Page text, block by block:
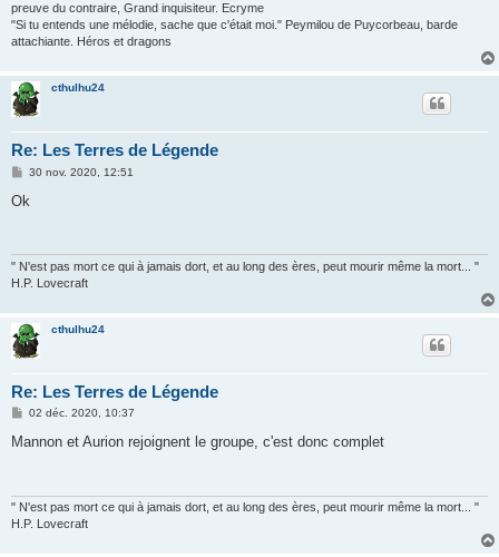
preuve du contraire, Grand inquisiteur. Ecryme
"Si tu entends une mélodie, sache que c'était moi." Peymilou de Puycorbeau, barde
attachiante. Héros et dragons
cthulhu24
Re: Les Terres de Légende
M
s
30 nov. 2020, 12:51
Ok
" N'est pas mort ce qui à jamais dort, et au long des ères, peut mourir même la mort... "
H.P. Lovecraft
cthulhu24
Re: Les Terres de Légende
M
s
02 déc. 2020, 10:37
Mannon et Aurion rejoignent le groupe, c'est donc complet
" N'est pas mort ce qui à jamais dort, et au long des ères, peut mourir même la mort... "
H.P. Lovecraft